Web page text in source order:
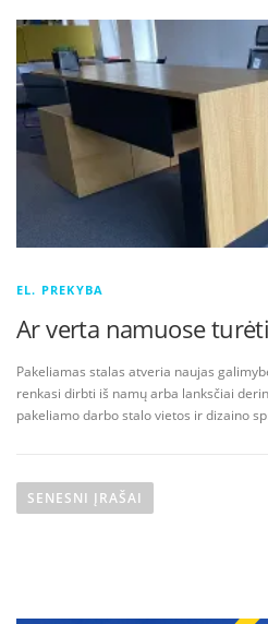
EL. PREKYBA
Ar verta namuose
Pakeliamas stalas atveria naujas
renkasi dirbti iš namų arba lanksčiai
pakeliamo darbo stalo vietos ir dizaino
SENESNI ĮRAŠAI